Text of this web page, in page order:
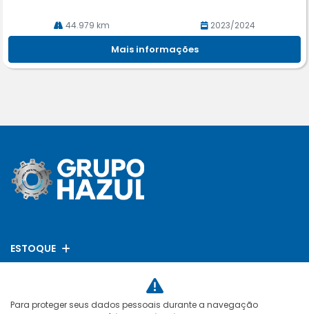
44.979 km 2023/2024
Mais informações
ESTOQUE
POLÍTICA DE PRIVACIDADE
Para proteger seus dados pessoais durante a navegação